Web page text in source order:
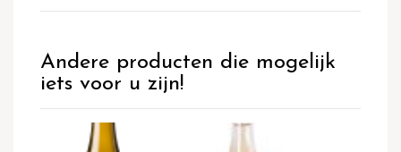
Andere producten die mogelijk
iets voor u zijn!